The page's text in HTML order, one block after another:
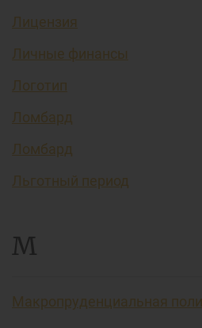
Лицензия
Личные финансы
Логотип
Ломбард
Ломбард
Льготный период
М
Макропруденциальная